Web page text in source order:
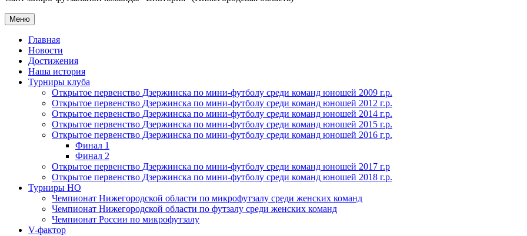
Меню
Главная
Новости
Достижения
Наша история
Турниры клуба
Открытое первенство Дзержинска по мини-футболу среди команд юношей 2009 г.р.
Открытое первенство Дзержинска по мини-футболу среди команд юношей 2012 г.р.
Открытое первенство Дзержинска по мини-футболу среди команд юношей 2014 г.р.
Открытое первенство Дзержинска по мини-футболу среди команд юношей 2015 г.р.
Открытое первенство Дзержинска по мини-футболу среди команд юношей 2016 г.р.
Финал 1
Финал 2
Открытое первенство Дзержинска по мини-футболу среди команд юношей 2017 г.р
Открытое первенство Дзержинска по мини-футболу среди команд юношей 2018 г.р.
Турниры НО
Чемпионат Нижегородской области по микрофутзалу среди женских команд
Чемпионат Нижегородской области по футзалу среди женских команд
Чемпионат России по микрофутзалу
V-фактор